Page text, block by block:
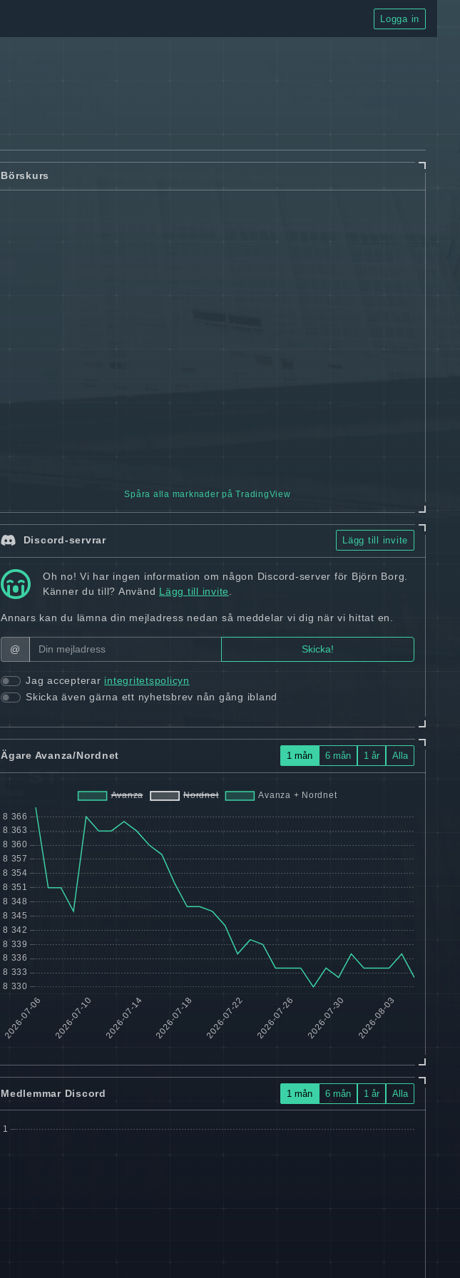
Logga in
Börskurs
Spåra alla marknader på TradingView
Discord-servrar Lägg till invite
Oh no! Vi har ingen information om någon Discord-server för Björn Borg.
Känner du till? Använd Lägg till invite
Annars kan du lämna din mejladress nedan så meddelar vi dig när vi hittat en.
@
Jag accepterar integritetspolicyn
Skicka även gärna ett nyhetsbrev nån gång ibland
Ägare Avanza/Nordnet 1 mån 6 mån 1 år Alla
Medlemmar Discord 1 mån 6 mån 1 år Alla